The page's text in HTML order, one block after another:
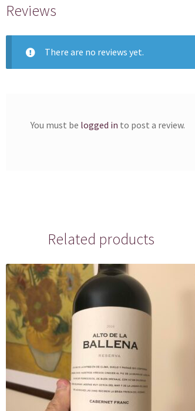
Reviews
There are no reviews yet.
You must be logged in to post a review.
Related products